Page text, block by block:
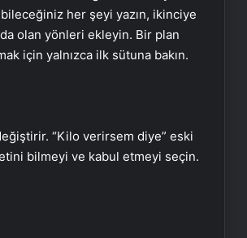
her şeyi yazın, ikinciye
olan yönleri ekleyin. Bir plan
için yalnızca ilk sütuna bakın.
“Kilo verirsem diye” eski
bilmeyi ve kabul etmeyi seçin.